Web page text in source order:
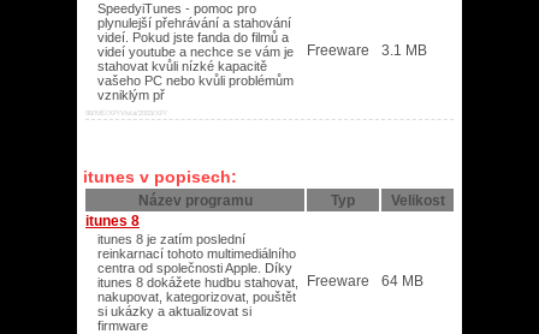
SpeedyiTunes - pomoc pro
plynulejší přehrávání a stahování
videí. Pokud jste fanda do filmů a
videí youtube a nechce se vám je
stahovat kvůli nízké kapacitě
vašeho PC nebo kvůli problémům
vzniklým př
98/ME/XP/Vista/2003/XP/
Freeware 3.1 MB
itunes v popisech:
Název programu Typ
Velikost
itunes 8
itunes 8 je zatím poslední
reinkarnací tohoto multimediálního
centra od společnosti Apple. Díky
itunes 8 dokážete hudbu stahovat,
nakupovat, kategorizovat, pouštět
si ukázky a aktualizovat si
firmware
Freeware 64 MB